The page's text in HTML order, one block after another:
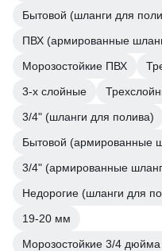
Бытовой (шланги для
ПВХ (армированные
Морозостойкие ПВХ
3-х слойные
3/4" (шланги для полива)
Бытовой (армированные
3/4" (армированные
Недорогие (шланги для
19-20 мм
Морозостойкие 3/4